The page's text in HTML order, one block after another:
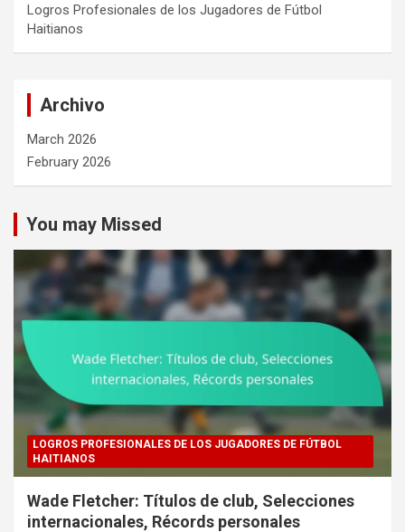
Logros Profesionales de los Jugadores de Fútbol
Haitianos
Archivo
March 2026
February 2026
You may Missed
LOGROS PROFESIONALES DE LOS JUGADORES DE FÚTBOL
HAITIANOS
Wade Fletcher: Títulos de club, Selecciones
internacionales, Récords personales